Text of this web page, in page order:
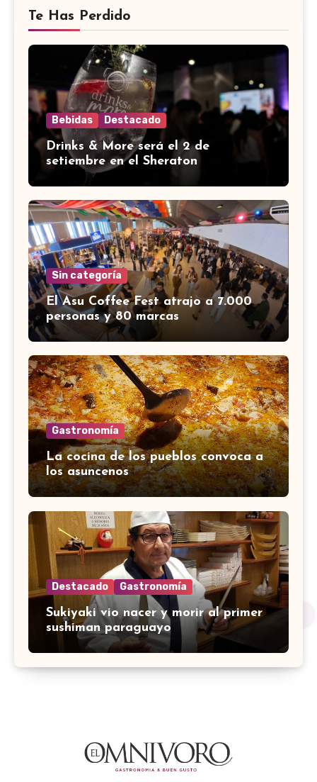
Te Has Perdido
Bebidas Destacado
Drinks & More será el 2 de
setiembre en el Sheraton
Sin categoría
El Asu Coffee Fest atrajo a 7.000
personas y 80 marcas
Gastronomía
La cocina de los pueblos convoca a
los asuncenos
Destacado Gastronomía
Sukiyaki vio nacer y morir al primer
sushiman paraguayo